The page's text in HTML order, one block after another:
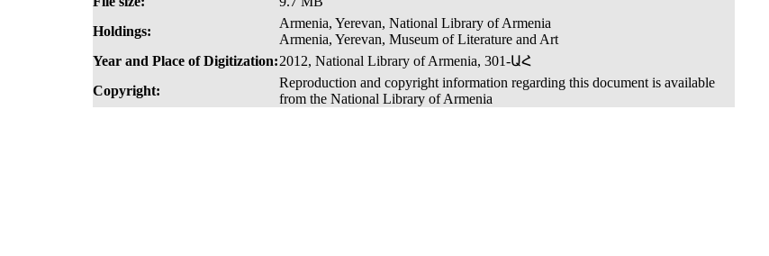
Holdings:
Armenia, Yerevan, National Library of Armenia
Armenia, Yerevan, Museum of Literature and Art
Year and Place of Digitization:2012, National Library of Armenia, 301-ԱՀ
Copyright:
Reproduction and copyright information regarding this document is available
from the National Library of Armenia